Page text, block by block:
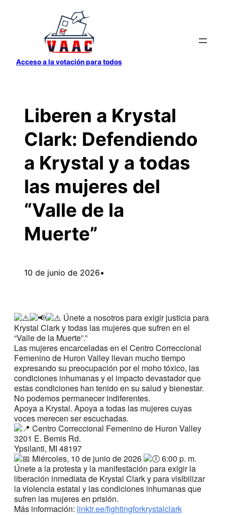
contenido
Acceso a la votación para todos
Liberen a Krystal
Clark: Defendiendo
a Krystal y a todas
las mujeres del
“Valle de la
Muerte”
10 de junio de 2026•
Únete a nosotros para exigir justicia para
Krystal Clark y todas las mujeres que sufren en el
“Valle de la Muerte”.”
Las mujeres encarceladas en el Centro Correccional
Femenino de Huron Valley llevan mucho tiempo
expresando su preocupación por el moho tóxico, las
condiciones inhumanas y el impacto devastador que
estas condiciones han tenido en su salud y bienestar.
No podemos permanecer indiferentes.
Apoya a Krystal. Apoya a todas las mujeres cuyas
voces merecen ser escuchadas.
Centro Correccional Femenino de Huron Valley
3201 E. Bemis Rd.
Ypsilanti, MI 48197
Miércoles, 10 de junio de 2026
6:00 p. m.
Únete a la protesta y la manifestación para exigir la
liberación inmediata de Krystal Clark y para visibilizar
la violencia estatal y las condiciones inhumanas que
sufren las mujeres en prisión.
Más información: linktr.ee/fightingforkrystalclark